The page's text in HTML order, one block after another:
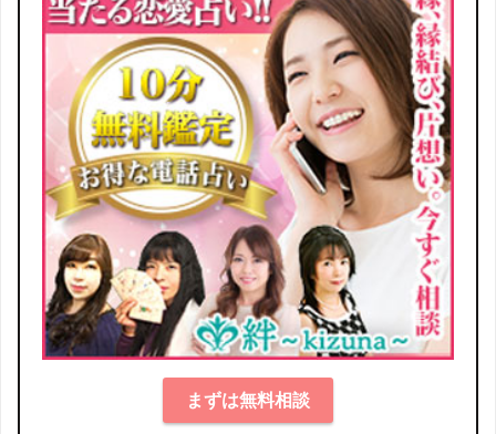
まずは無料相談